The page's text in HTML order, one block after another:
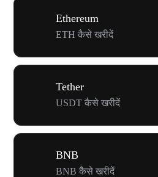
Ethereum
ETH कैसे खरीदें
Tether
USDT कैसे खरीदें
BNB
BNB कैसे खरीदें